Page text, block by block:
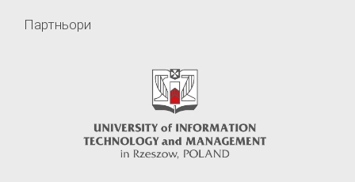
Партньори